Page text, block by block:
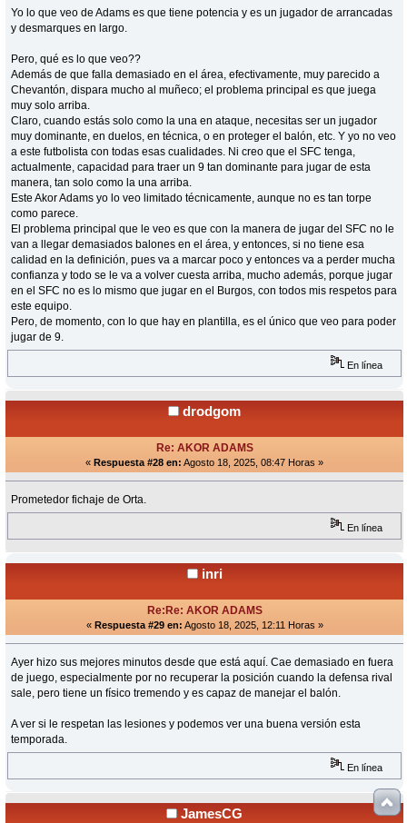
Yo lo que veo de Adams es que tiene potencia y es un jugador de arrancadas
y desmarques en largo.
Pero, qué es lo que veo??
Además de que falla demasiado en el área, efectivamente, muy parecido a
Chevantón, dispara mucho al muñeco; el problema principal es que juega
muy solo arriba.
Claro, cuando estás solo como la una en ataque, necesitas ser un jugador
muy dominante, en duelos, en técnica, o en proteger el balón, etc. Y yo no veo
a este futbolista con todas esas cualidades. Ni creo que el SFC tenga,
actualmente, capacidad para traer un 9 tan dominante para jugar de esta
manera, tan solo como la una arriba.
Este Akor Adams yo lo veo limitado técnicamente, aunque no es tan torpe
como parece.
El problema principal que le veo es que con la manera de jugar del SFC no le
van a llegar demasiados balones en el área, y entonces, si no tiene esa
calidad en la definición, pues va a marcar poco y entonces va a perder mucha
confianza y todo se le va a volver cuesta arriba, mucho además, porque jugar
en el SFC no es lo mismo que jugar en el Burgos, con todos mis respetos para
este equipo.
Pero, de momento, con lo que hay en plantilla, es el único que veo para poder
jugar de 9.
En línea
drodgom
Re: AKOR ADAMS
« Respuesta #28 en: Agosto 18, 2025, 08:47 Horas »
Prometedor fichaje de Orta.
En línea
inri
Re:Re: AKOR ADAMS
« Respuesta #29 en: Agosto 18, 2025, 12:11 Horas »
Ayer hizo sus mejores minutos desde que está aquí. Cae demasiado en fuera
de juego, especialmente por no recuperar la posición cuando la defensa rival
sale, pero tiene un físico tremendo y es capaz de manejar el balón.
A ver si le respetan las lesiones y podemos ver una buena versión esta
temporada.
En línea
JamesCG